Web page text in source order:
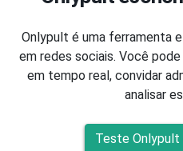
Onlypult é uma ferramenta
em redes sociais. Você
em tempo real, convidar
analisar
Teste